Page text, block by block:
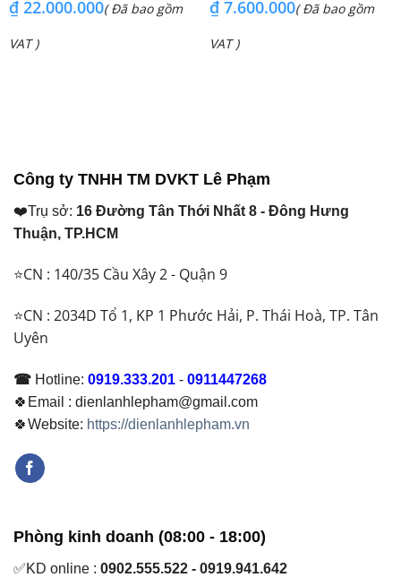
₫22.000.000( Đã bao gồm
VAT )
₫7.600.000( Đã bao gồm
VAT )
Công ty TNHH TM DVKT Lê Phạm
❤️Trụ sở: 16 Đường Tân Thới Nhất 8 - Đông Hưng
Thuận, TP.HCM
⭐CN : 140/35 Cầu Xây 2 - Quận 9
⭐CN : 2034D Tổ 1, KP 1 Phước Hải, P. Thái Hoà, TP. Tân
Uyên
☎ Hotline: 0919.333.201 - 0911447268
🍀Email : dienlanhlepham@gmail.com
🍀Website: https://dienlanhlepham.vn
Phòng kinh doanh (08:00 - 18:00)
✅KD online : 0902.555.522 - 0919.941.642